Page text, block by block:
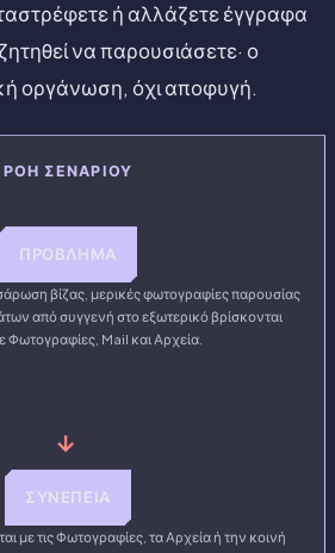
ή αλλάζετε έγγραφα
να παρουσιάσετε· ο
οργάνωση, όχι αποφυγή.
ΡΟΉ ΣΕΝΑΡΊΟΥ
ΠΡΌΒΛΗΜΑ
βίζας, μερικές φωτογραφίες παρουσίας
από συγγενή στο εξωτερικό βρίσκονται
Φωτογραφίες, Mail και Αρχεία.
→
ΣΥΝΈΠΕΙΑ
με τις Φωτογραφίες, τα Αρχεία ή την κοινή